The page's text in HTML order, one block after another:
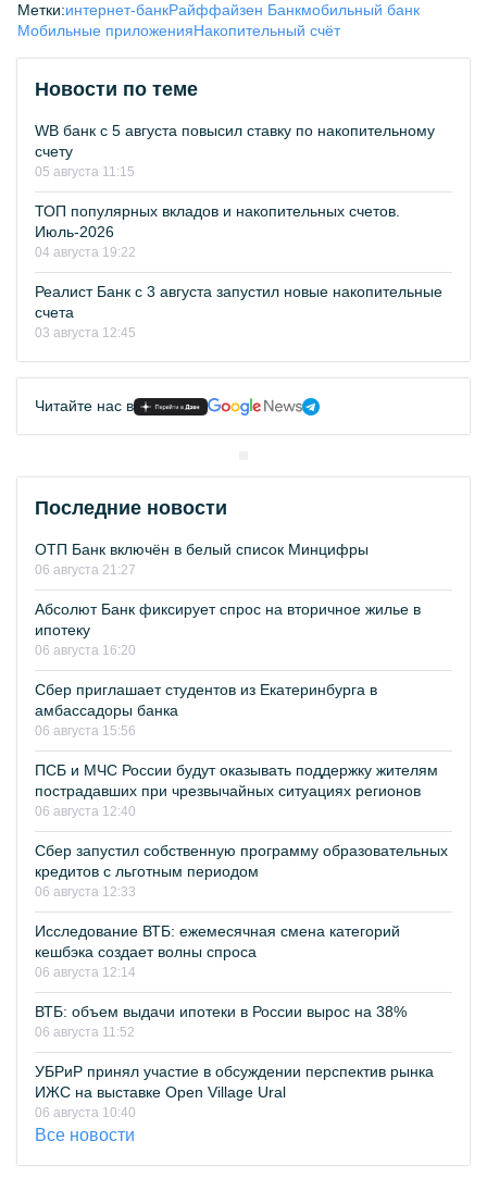
Метки:интернет-банкРайффайзен Банкмобильный банк
Мобильные приложенияНакопительный счёт
Новости по теме
WB банк с 5 августа повысил ставку по накопительному
счету
05 августа 11:15
ТОП популярных вкладов и накопительных счетов.
Июль-2026
04 августа 19:22
Реалист Банк с 3 августа запустил новые накопительные
счета
03 августа 12:45
Читайте нас в
Последние новости
ОТП Банк включён в белый список Минцифры
06 августа 21:27
Абсолют Банк фиксирует спрос на вторичное жилье в
ипотеку
06 августа 16:20
Сбер приглашает студентов из Екатеринбурга в
амбассадоры банка
06 августа 15:56
ПСБ и МЧС России будут оказывать поддержку жителям
пострадавших при чрезвычайных ситуациях регионов
06 августа 12:40
Сбер запустил собственную программу образовательных
кредитов с льготным периодом
06 августа 12:33
Исследование ВТБ: ежемесячная смена категорий
кешбэка создает волны спроса
06 августа 12:14
ВТБ: объем выдачи ипотеки в России вырос на 38%
06 августа 11:52
УБРиР принял участие в обсуждении перспектив рынка
ИЖС на выставке Open Village Ural
06 августа 10:40
Все новости